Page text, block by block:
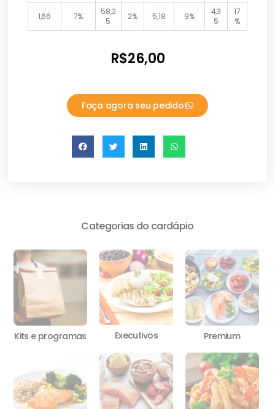
1,66 7%
58,2
5
2% 5,18 9%
4,3
5
17
%
R$26,00
Faça agora seu pedido!
Categorias do cardápio
Kits e programas Executivos Premium